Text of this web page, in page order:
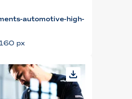
automotive-high-
px